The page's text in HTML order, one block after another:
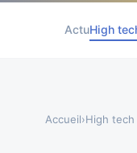
ActuHigh
Accueil›High tech